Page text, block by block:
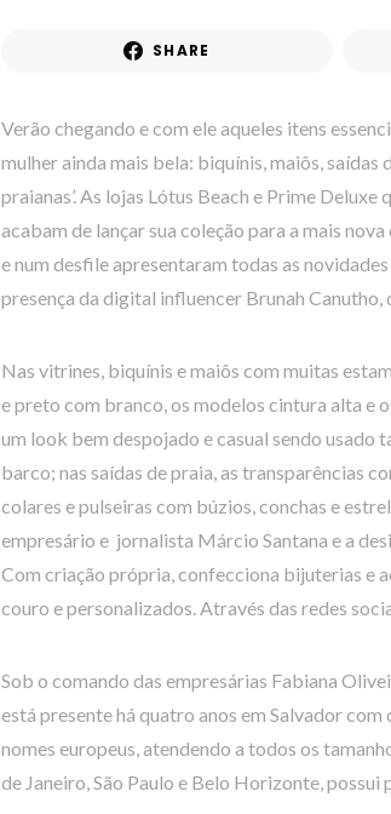
SHARE
Verão chegando e com ele aqueles itens
mulher ainda mais bela: biquínis, maiôs, saídas
praianas’. As lojas Lótus Beach e Prime
acabam de lançar sua coleção para a mais
e num desfile apresentaram todas as
presença da digital influencer Brunah
Nas vitrines, biquínis e maiôs com muitas
e preto com branco, os modelos cintura alta e
um look bem despojado e casual sendo usado
barco; nas saídas de praia, as transparências
colares e pulseiras com búzios, conchas e
empresário e jornalista Márcio Santana e a
Com criação própria, confecciona bijuterias e
couro e personalizados. Através das redes
Sob o comando das empresárias Fabiana
está presente há quatro anos em Salvador
nomes europeus, atendendo a todos os
de Janeiro, São Paulo e Belo Horizonte,